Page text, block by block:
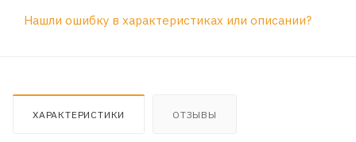
Нашли ошибку в характеристиках или описании?
ХАРАКТЕРИСТИКИ ОТЗЫВЫ